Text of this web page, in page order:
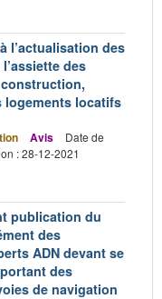
l’actualisation des
des
logements locatifs
Avis
Date de
: 28-12-2021
publication du
des
ADN devant se
des
de navigation